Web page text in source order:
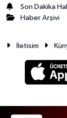
Son Dakika
Haber Arşivi
İletisim